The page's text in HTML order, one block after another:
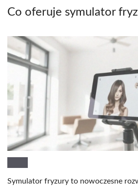
Co oferuje symulator
Symulator fryzury to nowoczesne